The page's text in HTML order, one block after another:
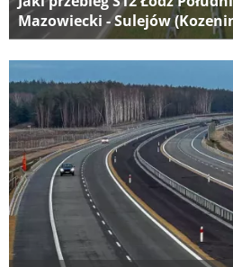
Mazowiecki - Sulejów